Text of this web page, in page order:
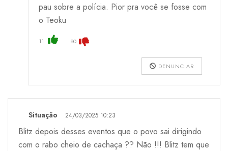
pau sobre a polícia. Pior pra você se fosse com
o Teoku
11 80
DENUNCIAR
Situação 24/03/2025 10:23
Blitz depois desses eventos que o povo sai dirigindo
com o rabo cheio de cachaça ?? Não !!! Blitz tem que